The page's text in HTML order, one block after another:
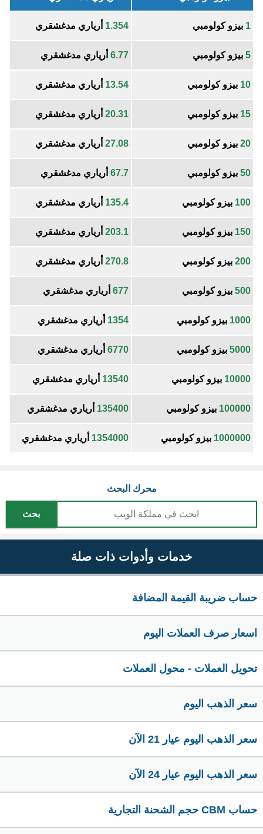
1 بيزو كولومبي 1.354 أرياري مدغشقري
5 بيزو كولومبي 6.77 أرياري مدغشقري
10 بيزو كولومبي 13.54 أرياري مدغشقري
15 بيزو كولومبي 20.31 أرياري مدغشقري
20 بيزو كولومبي 27.08 أرياري مدغشقري
50 بيزو كولومبي 67.7 أرياري مدغشقري
100 بيزو كولومبي 135.4 أرياري مدغشقري
150 بيزو كولومبي 203.1 أرياري مدغشقري
200 بيزو كولومبي 270.8 أرياري مدغشقري
500 بيزو كولومبي 677 أرياري مدغشقري
1000 بيزو كولومبي 1354 أرياري مدغشقري
5000 بيزو كولومبي 6770 أرياري مدغشقري
10000 بيزو كولومبي 13540 أرياري مدغشقري
100000 بيزو كولومبي 135400 أرياري مدغشقري
1000000 بيزو كولومبي 1354000 أرياري مدغشقري
محرك البحث
بحث
خدمات وأدوات ذات صلة
حساب ضريبة القيمة المضافة
اسعار صرف العملات اليوم
تحويل العملات - محول العملات
سعر الذهب اليوم
سعر الذهب اليوم عيار 21 الآن
سعر الذهب اليوم عيار 24 الآن
حساب CBM حجم الشحنة التجارية